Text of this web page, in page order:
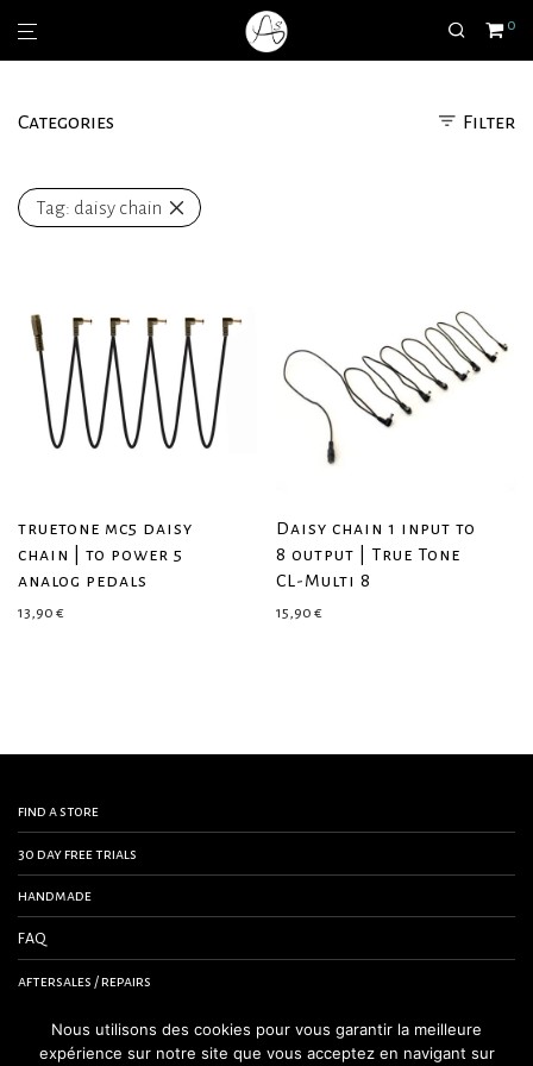
0
Categories Filter
Tag: daisy chain
truetone mc5 daisy
chain | to power 5
analog pedals
13,90 €
Daisy chain 1 input to
8 output | True Tone
CL-Multi 8
15,90 €
find a store
30 day free trials
handmade
FAQ
aftersales / repairs
contact us
Nous utilisons des cookies pour vous garantir la meilleure
expérience sur notre site que vous acceptez en navigant sur